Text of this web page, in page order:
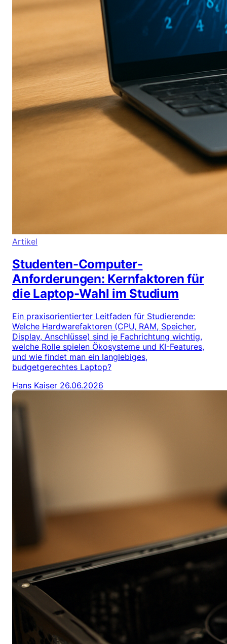
Artikel
Studenten-Computer-
Anforderungen: Kernfaktoren für
die Laptop-Wahl im Studium
Ein praxisorientierter Leitfaden für Studierende:
Welche Hardwarefaktoren (CPU, RAM, Speicher,
Display, Anschlüsse) sind je Fachrichtung wichtig,
welche Rolle spielen Ökosysteme und KI-Features,
und wie findet man ein langlebiges,
budgetgerechtes Laptop?
Hans Kaiser 26.06.2026